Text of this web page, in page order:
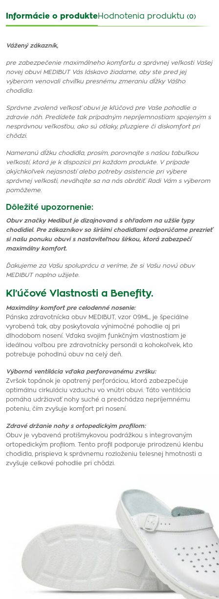
Informácie o produkteHodnotenia produktu (0)
Vážený zákazník,
pre zabezpečenie maximálneho komfortu a správnej veľkosti Vašej
novej obuvi MEDIBUT Vás láskavo žiadame, aby ste pred jej
výberom venovali chvíľku presnému zmeraniu dĺžky Vášho
chodidla.
Správne zvolená veľkosť obuvi je kľúčová pre Vaše pohodlie a
zdravie nôh. Predídete tak prípadným nepríjemnostiam spojeným s
nesprávnou veľkosťou, ako sú otlaky, pľuzgiere či diskomfort pri
chôdzi.
Nameranú dĺžku chodidla, prosím, porovnajte s našou tabuľkou
veľkostí, ktorá je k dispozícii pri každom produkte. V prípade
akýchkoľvek nejasností alebo potreby asistencie pri výbere
správnej veľkosti, neváhajte sa na nás obrátiť. Radi Vám s výberom
pomôžeme.
Dôležité upozornenie:
Obuv značky Medibut je dizajnovaná s ohľadom na užšie typy
chodidiel. Pre zákazníkov so širšími chodidlami odporúčame prezrieť
si našu ponuku obuvi s nastaviteľnou šírkou, ktorá zabezpečí
maximálny komfort.
Ďakujeme za Vašu spoluprácu a veríme, že si Vašu novú obuv
MEDIBUT naplno užijete.
Kľúčové Vlastnosti a Benefity.
Maximálny komfort pre celodenné nosenie:
Pánska zdravotnícka obuv MEDIBUT, vzor 09ML, je špeciálne
vyrobená tak, aby poskytovala výnimočné pohodlie aj pri
dlhodobom nosení. Vďaka svojim funkčným vlastnostiam je
ideálnou voľbou pre zdravotnícky personál a kohokoľvek, kto
potrebuje pohodlnú obuv na celý deň.
Výborná ventilácia vďaka perforovanému zvršku:
Zvršok topánok je opatrený perforáciou, ktorá zabezpečuje
optimálnu cirkuláciu vzduchu vo vnútri obuvi. Táto ventilácia
pomáha udržiavať nohy suché a predchádza nepríjemnému
poteniu, čím zvyšuje komfort pri nosení.
Zdravé držanie nohy s ortopedickým profilom:
Obuv je vybavená protišmykovou podrážkou s integrovaným
ortopedickým profilom. Tento profil podporuje prirodzenú klenbu
chodidla, prispieva k správnemu rozloženiu telesnej hmotnosti a
zvyšuje celkové pohodlie pri chôdzi.